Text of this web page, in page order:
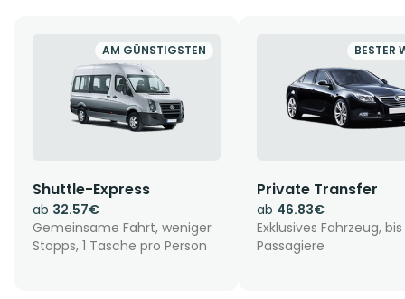
AM GÜNSTIGSTEN
Shuttle-Express
ab 32.57€
Gemeinsame Fahrt, weniger
Stopps, 1 Tasche pro Person
BESTER
Private Transfer
ab 46.83€
Exklusives Fahrzeug,
Passagiere